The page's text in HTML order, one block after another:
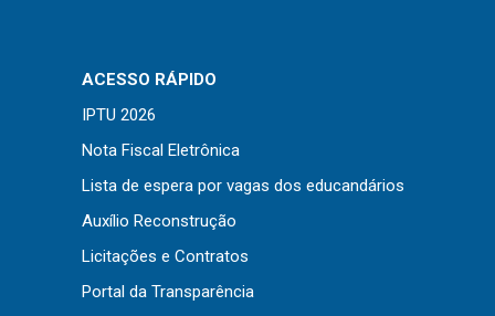
Cespro
Outros
ACESSO RÁPIDO
IPTU 2026
Nota Fiscal Eletrônica
Lista de espera por vagas dos educandários
Auxílio Reconstrução
Licitações e Contratos
Portal da Transparência